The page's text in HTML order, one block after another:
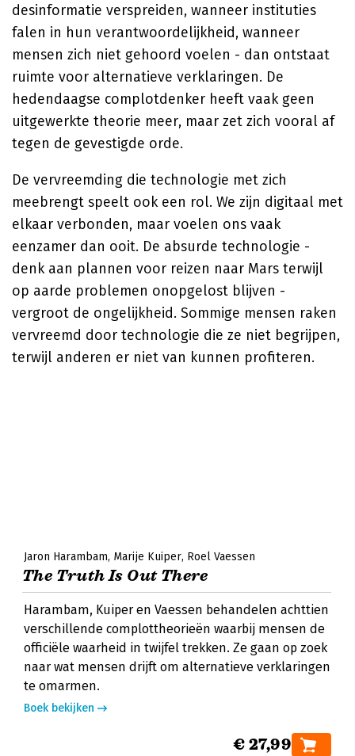
desinformatie verspreiden, wanneer instituties
falen in hun verantwoordelijkheid, wanneer
mensen zich niet gehoord voelen - dan ontstaat
ruimte voor alternatieve verklaringen. De
hedendaagse complotdenker heeft vaak geen
uitgewerkte theorie meer, maar zet zich vooral af
tegen de gevestigde orde.
De vervreemding die technologie met zich
meebrengt speelt ook een rol. We zijn digitaal met
elkaar verbonden, maar voelen ons vaak
eenzamer dan ooit. De absurde technologie -
denk aan plannen voor reizen naar Mars terwijl
op aarde problemen onopgelost blijven -
vergroot de ongelijkheid. Sommige mensen raken
vervreemd door technologie die ze niet begrijpen,
terwijl anderen er niet van kunnen profiteren.
Jaron Harambam Marije Kuiper Roel Vaessen
The Truth Is Out There
Harambam, Kuiper en Vaessen behandelen achttien
verschillende complottheorieën waarbij mensen de
officiële waarheid in twijfel trekken. Ze gaan op zoek
naar wat mensen drijft om alternatieve verklaringen
te omarmen.
Boek bekijken
€ 27,99